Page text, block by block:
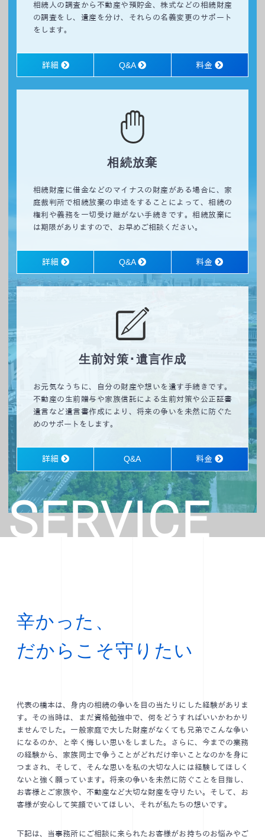
相続人の調査から不動産や預貯金、株式などの相続財産
の調査をし、遺産を分け、それらの名義変更のサポート
をします。
詳細 Q&A 料金
相続放棄
相続財産に借金などのマイナスの財産がある場合に、家
庭裁判所で相続放棄の申述をすることによって、相続の
権利や義務を一切受け継がない手続きです。相続放棄に
は期限がありますので、お早めご相談ください。
詳細 Q&A 料金
生前対策･遺言作成
お元気なうちに、自分の財産や想いを遺す手続きです。
不動産の生前贈与や家族信託による生前対策や公正証書
遺言など遺言書作成により、将来の争いを未然に防ぐた
めのサポートをします。
詳細 Q&A 料金
SERVICE
辛かった、
だからこそ守りたい
代表の橋本は、身内の相続の争いを目の当たりにした経験がありま
す。その当時は、まだ資格勉強中で、何をどうすればいいかわかり
ませんでした。一般家庭で大した財産がなくても兄弟でこんな争い
になるのか、と辛く悔しい思いをしました。さらに、今までの業務
の経験から、家族同士で争うことがどれだけ辛いことなのかを身に
つまされ、そして、そんな思いを私の大切な人には経験してほしく
ないと強く願っています。将来の争いを未然に防ぐことを目指し、
お客様とご家族や、不動産など大切な財産を守りたい。そして、お
客様が安心して笑顔でいてほしい、それが私たちの想いです。
下記は、当事務所にご相談に来られたお客様がお持ちのお悩みやご